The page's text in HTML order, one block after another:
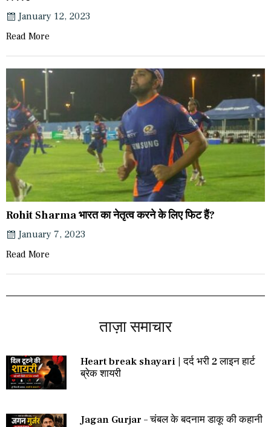
January 12, 2023
Read More
Rohit Sharma भारत का नेतृत्व करने के लिए फिट हैं?
January 7, 2023
Read More
ताज़ा समाचार
Heart break shayari | दर्द भरी 2 लाइन हार्ट
ब्रेक शायरी
Jagan Gurjar – चंबल के बदनाम डाकू की कहानी